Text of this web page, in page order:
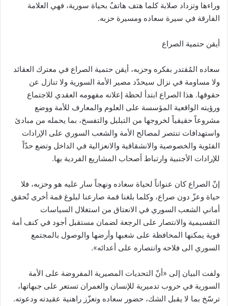
وراءها وتزداد صلابة كلما هتف هاتفٌ بحياة سورية، فهي العلامة
الفارقة في سيرة سعاده ومسيرة حزبه.
أيقن حتمية الصراع
سعاده المُقتدر بفكره وحزبه، أيقن حتمية الصراع في معترك العقائد
ولا مساومة في نزال سيحدّد مصير الأمة السورية ولا تنازل عن
حقوقها. هذا الصراع ابتدأ لحظة إعلانه مفهومه العقدي للاجتماع
ورؤيته الواقعية المؤسسة على العلوم والمعارف للأمة ووضع
مشروعاً حقيقياً لخروجها من التبلبل والتفسخ، بما يحمله من مبادئ
واستهدافات تنتصر لمصالح الأمة والشعب السوري على الإرادات
الفئوية والخصوصية والانشقاقية والانعزالية في الداخل وتضع حدّاً
للإرادات الأجنبية وارتباط أصحاب المشاريع الفردية بها.
إنّ الصراع كان عنواناً لحياة سعاده ونهجاً سار عليه هو وحزبه، فلا
حياة وعزّ دون صراع، وكلما بلغنا قمة صارعنا لبلوغ قمة أخرى تٌحقق
أماني الشعب السوري في الانعتاق من استغلال السياسات
التقسيمية والانتصار على الرجعة لضمان مستقبل أجود في كنف أمة
قوية يمكنها المحافظة على شعبها وأرضها والوصول بالمجتمع
السوري الى فلاحه وانتصاره على أعدائه».
ولفت البيان إلى «أنّ التحديات المصيرية المفروضة على الأمة
السورية في حروب تدميرية للإنسان والعمران تستعر على جبهاتها،
ترسّخ بما لا يقبل الشك، حضور سعاده وتعزّز راهنية عقيدته ودعوته.